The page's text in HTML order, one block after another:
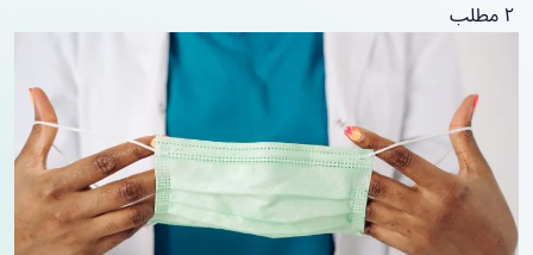
۲ مطلب